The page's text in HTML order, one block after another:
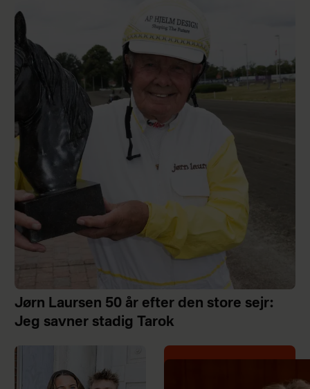
Jørn Laursen 50 år efter den store sejr:
Jeg savner stadig Tarok